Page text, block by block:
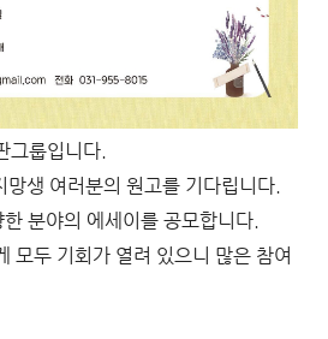
그룹입니다.
생 여러분의 원고를 기다립니다.
분야의 에세이를 공모합니다.
모두 기회가 열려 있으니 많은 참여